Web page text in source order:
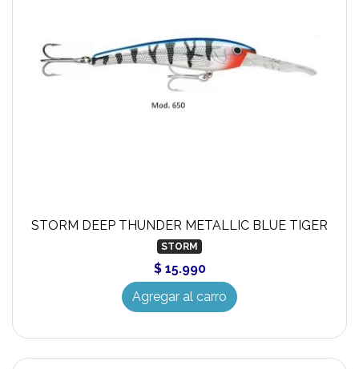
STORM DEEP THUNDER METALLIC BLUE TIGER
STORM
$ 15.990
Agregar al carro